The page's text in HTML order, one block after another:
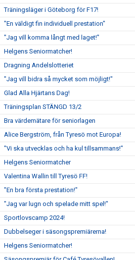
Träningsläger i Göteborg för F17!
"En väldigt fin individuell prestation"
"Jag vill komma långt med laget!"
Helgens Seniormatcher!
Dragning Andelslotteriet
"Jag vill bidra så mycket som möjligt!"
Glad Alla Hjärtans Dag!
Träningsplan STÄNGD 13/2
Bra värdemätare för seniorlagen
Alice Bergström, från Tyresö mot Europa!
"Vi ska utvecklas och ha kul tillsammans!"
Helgens Seniormatcher
Valentina Wallin till Tyresö FF!
"En bra första prestation!"
"Jag var lugn och spelade mitt spel!"
Sportlovscamp 2024!
Dubbelseger i säsongspremiärerna!
Helgens Seniormatcher!